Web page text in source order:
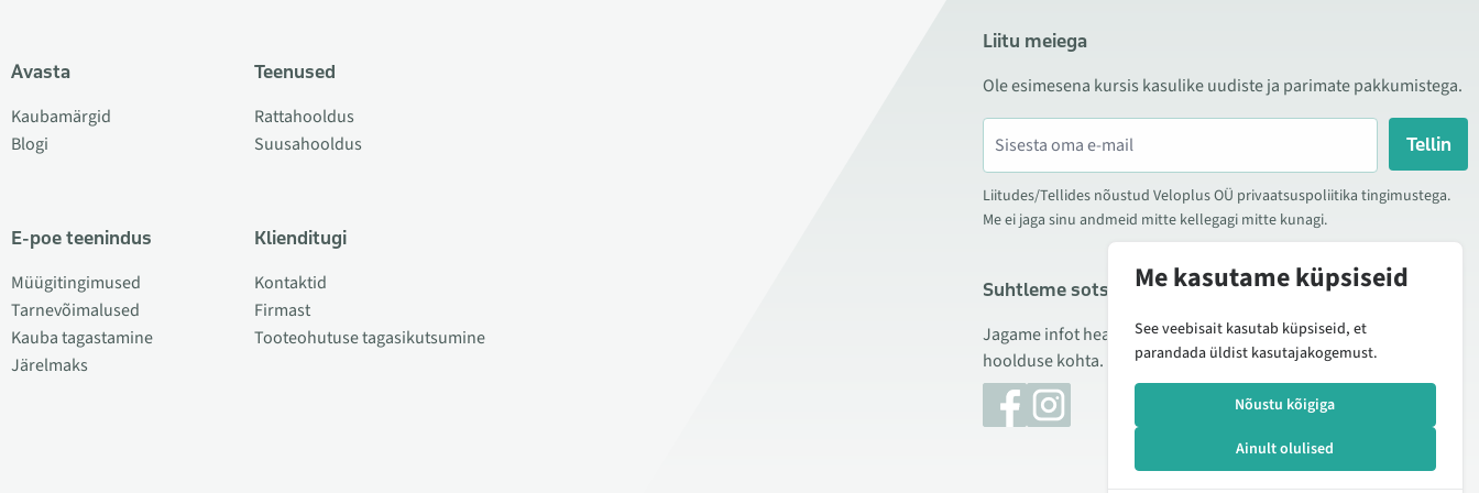
Avasta
Kaubamärgid
Blogi
E-poe teenindus
Müügitingimused
Tarnevõimalused
Kauba tagastamine
Järelmaks
Teenused
Rattahooldus
Suusahooldus
Klienditugi
Kontaktid
Firmast
Tooteohutuse tagasikutsumine
Liitu meiega
Ole esimesena kursis kasulike uudiste ja parimate pakkumistega.
Tellin
Liitudes/Tellides nõustud Veloplus OÜ privaatsuspoliitika tingimustega.
Me ei jaga sinu andmeid mitte kellegagi mitte kunagi.
Suhtleme sotsiaalmeedias
Jagame infot hea hinna kampaaniate, uute toodete ning
hoolduse kohta. Mõnikord teeme ka tooteülevaateid.
Me kasutame küpsiseid
See veebisait kasutab küpsiseid, et
parandada üldist kasutajakogemust.
Nõustu kõigiga
Ainult olulised